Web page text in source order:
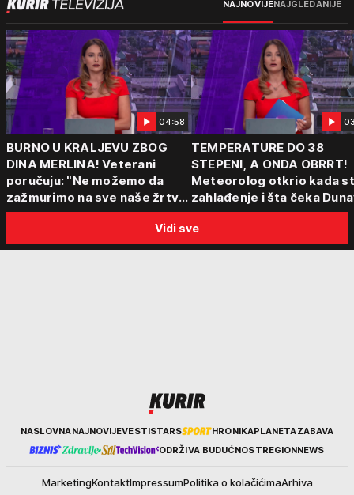
NAJNOVIJENAJGLEDANIJE
04:58
BURNO U KRALJEVU ZBOG
DINA MERLINA! Veterani
poručuju: "Ne možemo da
zažmurimo na sve naše žrtve
i stradanja!"
TEMPERATURE DO 38
STEPENI, A ONDA OBRRT!
Meteorolog otkrio kada
zahlađenje i šta čeka
Vidi sve
KurirNASLOVNANAJNOVIJEVESTISTARS HRONIKAPLANETAZABAVA
ODRŽIVA BUDUĆNOSTREGIONNEWS
MarketingKontaktImpressumPolitika o kolačićimaArhiva